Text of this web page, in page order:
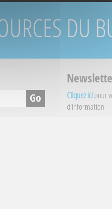
DU
Cliquez icipour
d'information